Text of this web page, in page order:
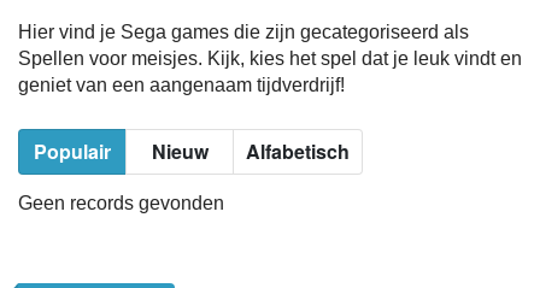
Hier vind je Sega games die zijn gecategoriseerd als
Spellen voor meisjes. Kijk, kies het spel dat je leuk vindt en
geniet van een aangenaam tijdverdrijf!
Populair Nieuw Alfabetisch
Geen records gevonden